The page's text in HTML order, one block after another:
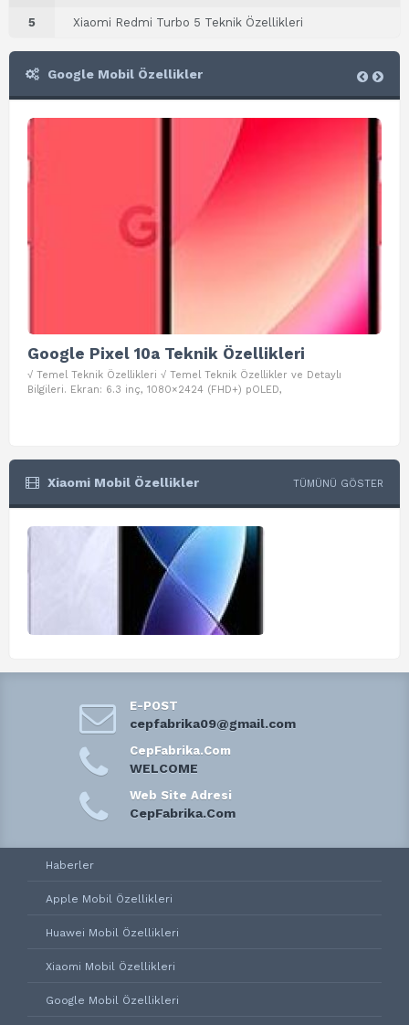
5 Xiaomi Redmi Turbo 5 Teknik Özellikleri
Google Mobil Özellikler
Google Pixel 10a Teknik Özellikleri
√ Temel Teknik Özellikleri √ Temel Teknik Özellikler ve Detaylı
Bilgileri. Ekran: 6.3 inç, 1080×2424 (FHD+) pOLED,
Xiaomi Mobil Özellikler TÜMÜNÜ GÖSTER
E-POST
cepfabrika09@gmail.com
CepFabrika.Com
WELCOME
Web Site Adresi
CepFabrika.Com
Haberler
Apple Mobil Özellikleri
Huawei Mobil Özellikleri
Xiaomi Mobil Özellikleri
Google Mobil Özellikleri